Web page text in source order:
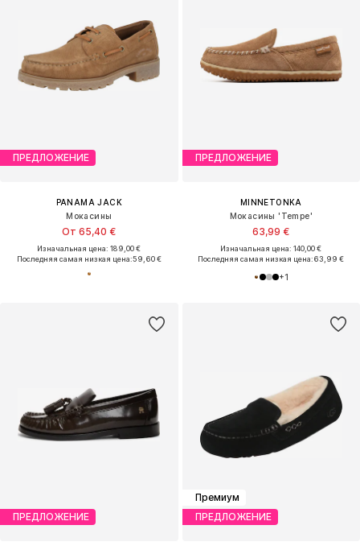
ПРЕДЛОЖЕНИЕ
PANAMA JACK
Мокасины
От 65,40 €
Изначальная цена: 189,00 €
Последняя самая низкая цена:59,60 €
ПРЕДЛОЖЕНИЕ
MINNETONKA
Мокасины 'Tempe'
63,99 €
Изначальная цена: 140,00 €
Последняя самая низкая цена:63,99 €
+1
ПРЕДЛОЖЕНИЕ
Премиум
ПРЕДЛОЖЕНИЕ